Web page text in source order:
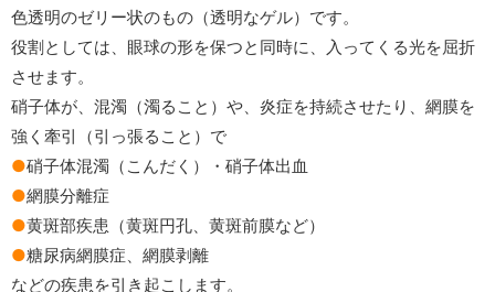
色透明のゼリー状のもの（透明なゲル）です。
役割としては、眼球の形を保つと同時に、入ってくる光を屈折
させます。
硝子体が、混濁（濁ること）や、炎症を持続させたり、網膜を
強く牽引（引っ張ること）で
●硝子体混濁（こんだく）・硝子体出血
●網膜分離症
●黄斑部疾患（黄斑円孔、黄斑前膜など）
●糖尿病網膜症、網膜剥離
などの疾患を引き起こします。